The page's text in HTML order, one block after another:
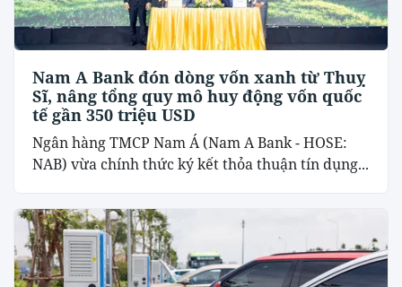
Nam A Bank đón dòng vốn xanh từ Thuỵ
Sĩ, nâng tổng quy mô huy động vốn quốc
tế gần 350 triệu USD
Ngân hàng TMCP Nam Á (Nam A Bank - HOSE:
NAB) vừa chính thức ký kết thỏa thuận tín dụng...